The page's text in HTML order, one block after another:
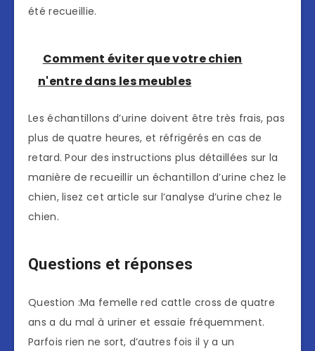
été recueillie.
Comment éviter que votre chien
n'entre dans les meubles
Les échantillons d’urine doivent être très frais, pas
plus de quatre heures, et réfrigérés en cas de
retard. Pour des instructions plus détaillées sur la
manière de recueillir un échantillon d’urine chez le
chien, lisez cet article sur l’analyse d’urine chez le
chien.
Questions et réponses
Question :Ma femelle red cattle cross de quatre
ans a du mal à uriner et essaie fréquemment.
Parfois rien ne sort, d’autres fois il y a un